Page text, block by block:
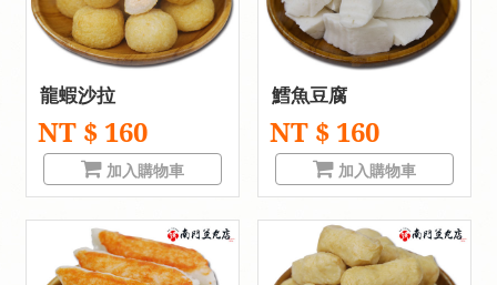
龍蝦沙拉
NT $ 160
加入購物車
鱈魚豆腐
NT $ 160
加入購物車